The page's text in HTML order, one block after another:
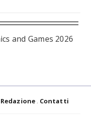
and Games 2026
Redazione Contatti